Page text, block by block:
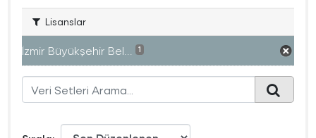
Lisanslar
İzmir Büyükşehir Bel... 1